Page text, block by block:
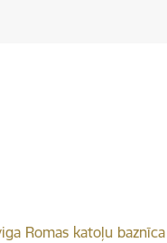
Romas katoļu baznīca